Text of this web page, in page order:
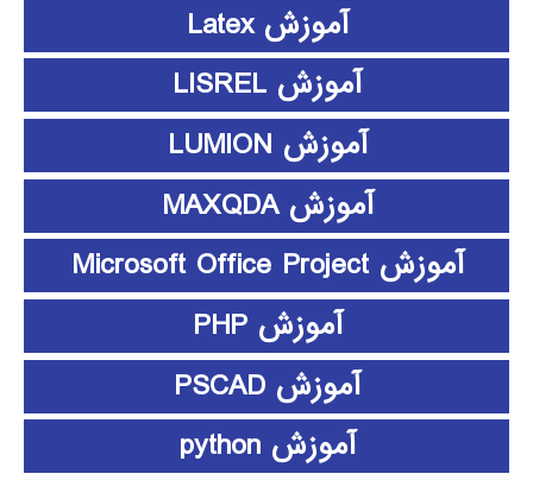
آموزش Latex
آموزش LISREL
آموزش LUMION
آموزش MAXQDA
آموزش Microsoft Office Project
آموزش PHP
آموزش PSCAD
آموزش python